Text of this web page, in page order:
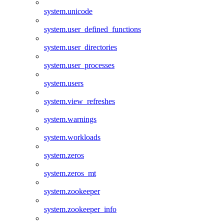
system.unicode
system.user_defined_functions
system.user_directories
system.user_processes
system.users
system.view_refreshes
system.warnings
system.workloads
system.zeros
system.zeros_mt
system.zookeeper
system.zookeeper_info